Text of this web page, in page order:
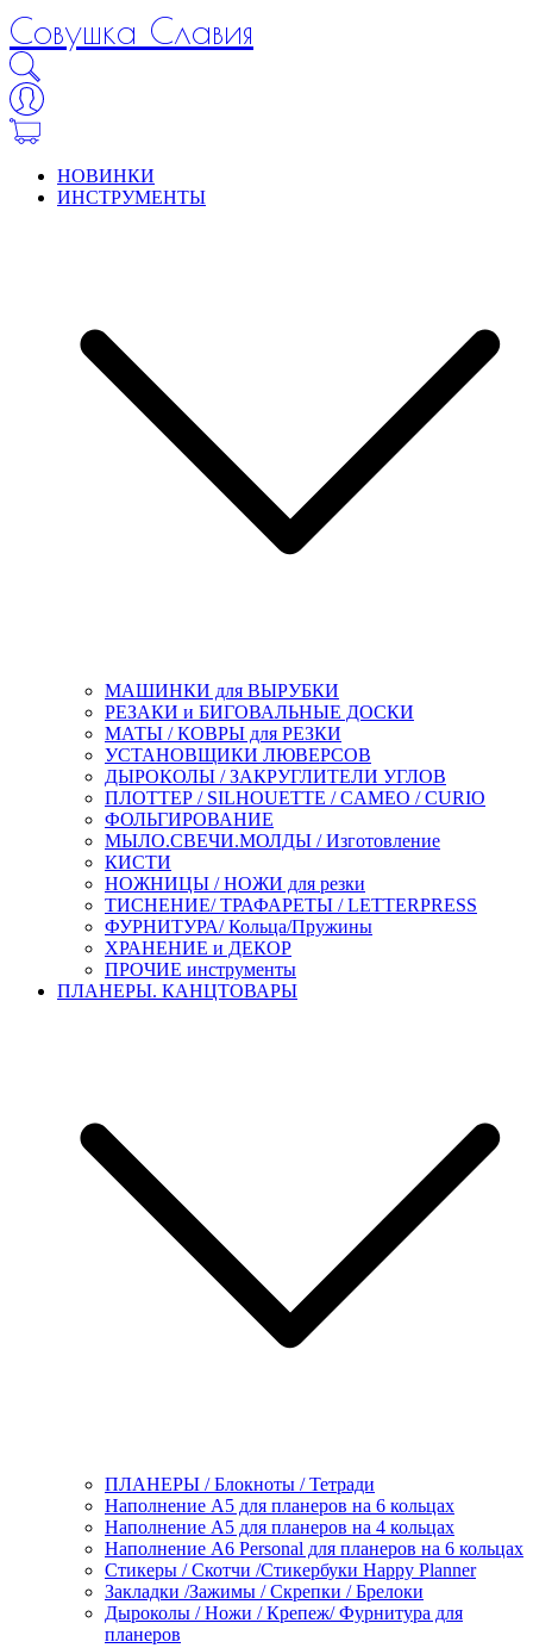
Совушка Славия
НОВИНКИ
ИНСТРУМЕНТЫ
МАШИНКИ для ВЫРУБКИ
РЕЗАКИ и БИГОВАЛЬНЫЕ ДОСКИ
МАТЫ / КОВРЫ для РЕЗКИ
УСТАНОВЩИКИ ЛЮВЕРСОВ
ДЫРОКОЛЫ / ЗАКРУГЛИТЕЛИ УГЛОВ
ПЛОТТЕР / SILHOUETTE / CAMEO / CURIO
ФОЛЬГИРОВАНИЕ
МЫЛО.СВЕЧИ.МОЛДЫ / Изготовление
КИСТИ
НОЖНИЦЫ / НОЖИ для резки
ТИСНЕНИЕ/ ТРАФАРЕТЫ / LETTERPRESS
ФУРНИТУРА/ Кольца/Пружины
ХРАНЕНИЕ и ДЕКОР
ПРОЧИЕ инструменты
ПЛАНЕРЫ. КАНЦТОВАРЫ
ПЛАНЕРЫ / Блокноты / Тетради
Наполнение А5 для планеров на 6 кольцах
Наполнение А5 для планеров на 4 кольцах
Наполнение А6 Personal для планеров на 6 кольцах
Стикеры / Скотчи /Стикербуки Happy Planner
Закладки /Зажимы / Скрепки / Брелоки
Дыроколы / Ножи / Крепеж/ Фурнитура для
планеров